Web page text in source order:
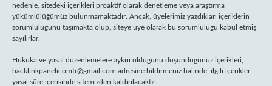
nedenle, sitedeki içerikleri proaktif olarak denetleme veya araştırma
yükümlülüğümüz bulunmamaktadır. Ancak, üyelerimiz yazdıkları içeriklerin
sorumluluğunu taşımakta olup, siteye üye olarak bu sorumluluğu kabul etmiş
sayılırlar.
Hukuka ve yasal düzenlemelere aykırı olduğunu düşündüğünüz içerikleri,
backlinkpanelicomtr@gmail.com adresine bildirmeniz halinde, ilgili içerikler
yasal süre içerisinde sitemizden kaldırılacaktır.